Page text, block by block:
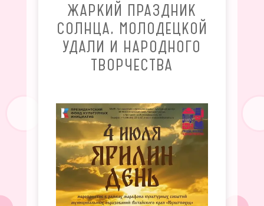
ЖАРКИЙ ПРАЗДНИК
СОЛНЦА, МОЛОДЕЦКОЙ
УДАЛИ И НАРОДНОГО
ТВОРЧЕСТВА